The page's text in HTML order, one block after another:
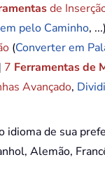
de
pelo Caminho, ...)
(Converter em
7 Ferramentas de
Avançado,
idioma de sua
Alemão,